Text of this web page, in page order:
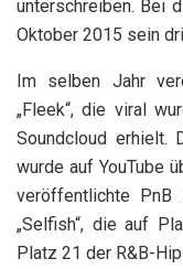
unterschreiben. Bei
Oktober 2015 sein
Im selben Jahr
„Fleek“, die viral
Soundcloud erhielt.
wurde auf YouTube
veröffentlichte
„Selfish“, die auf
Platz 21 der R&B-